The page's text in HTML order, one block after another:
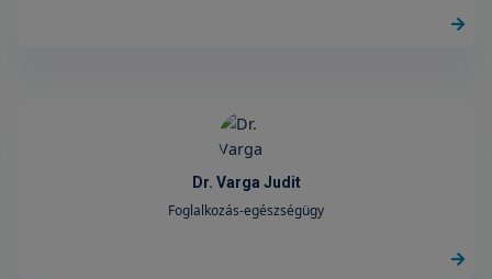
Dr. Varga Judit
Foglalkozás-egészségügy